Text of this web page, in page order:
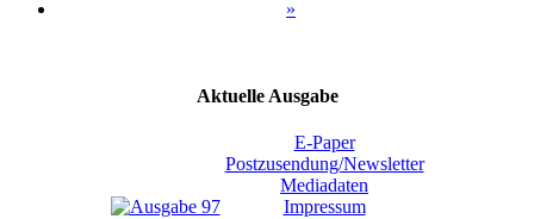
»
Aktuelle Ausgabe
E-Paper
Postzusendung/Newsletter
Mediadaten
Impressum